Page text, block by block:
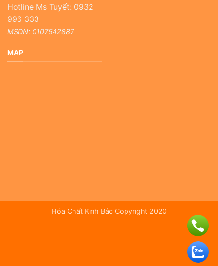
Hotline Ms Tuyết: 0932
996 333
MSDN: 0107542887
MAP
Hóa Chất Kinh Bắc Copyright 2020